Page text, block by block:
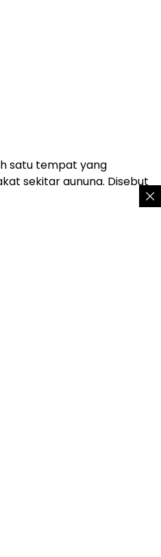
satu tempat yang
sekitar gunung. Disebut